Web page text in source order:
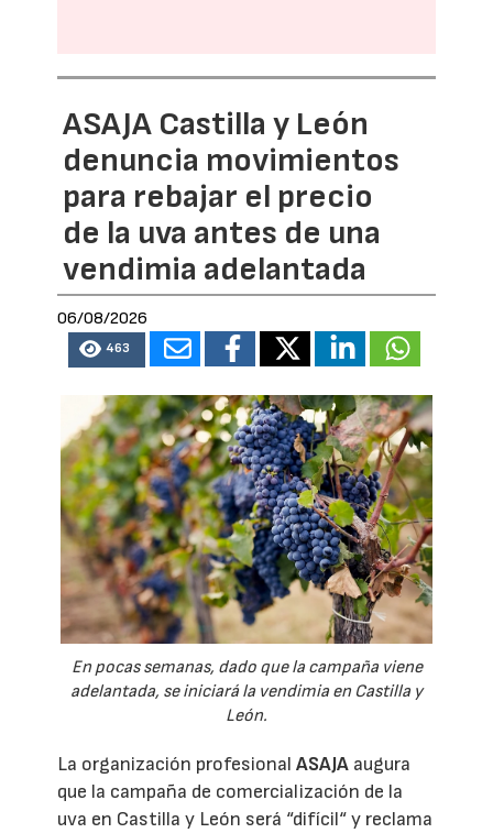
ASAJA Castilla y León
denuncia movimientos
para rebajar el precio
de la uva antes de una
vendimia adelantada
06/08/2026
463
En pocas semanas, dado que la campaña viene
adelantada, se iniciará la vendimia en Castilla y
León.
La organización profesionalASAJA augura
que la campaña de comercialización de la
uva en Castilla y León será “difícil“ y reclama